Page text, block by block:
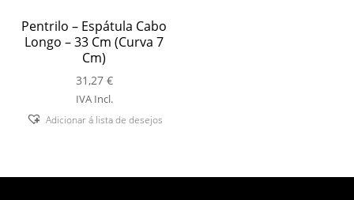
Pentrilo – Espátula Cabo
Longo – 33 Cm (Curva 7
Cm)
31,27 €
IVA Incl.
Adicionar á lista de desejos